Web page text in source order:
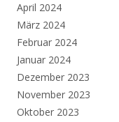
April 2024
März 2024
Februar 2024
Januar 2024
Dezember 2023
November 2023
Oktober 2023